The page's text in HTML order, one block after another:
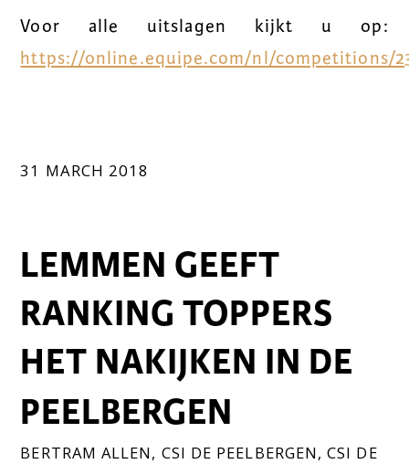
Voor alle uitslagen kijkt u op:
https://online.equipe.com/nl/competitions/
31 MARCH 2018
LEMMEN GEEFT
RANKING TOPPERS
HET NAKIJKEN IN DE
PEELBERGEN
BERTRAM ALLEN, CSI DE PEELBERGEN,CSI DE